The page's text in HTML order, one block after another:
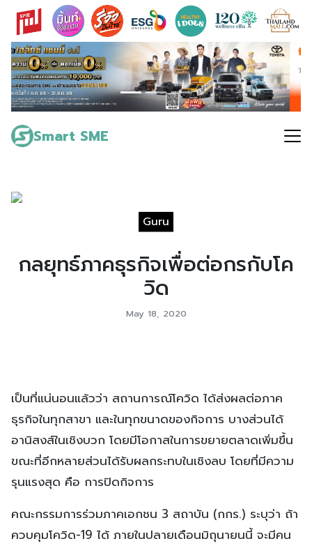
Skip
content
Smart SME
Search
for:
Guru
กลยุทธ์ภาคธุรกิจเพื่อต่อกรกับโค
วิด
May 18, 2020
เป็นที่แน่นอนแล้วว่า สถานการณ์โควิด ได้ส่งผลต่อภาค
ธุรกิจในทุกสาขา และในทุกขนาดของกิจการ บางส่วนได้
อานิสงส์ในเชิงบวก โดยมีโอกาสในการขยายตลาดเพิ่มขึ้น
ขณะที่อีกหลายส่วนได้รับผลกระทบในเชิงลบ โดยที่มีความ
รุนแรงสุด คือ การปิดกิจการ
คณะกรรมการร่วมภาคเอกชน 3 สถาบัน (กกร.) ระบุว่า ถ้า
ควบคุมโควิด-19 ได้ ภายในปลายเดือนมิถุนายนนี้ จะมีคน